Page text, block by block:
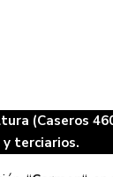
(Caseros
y terciarios.